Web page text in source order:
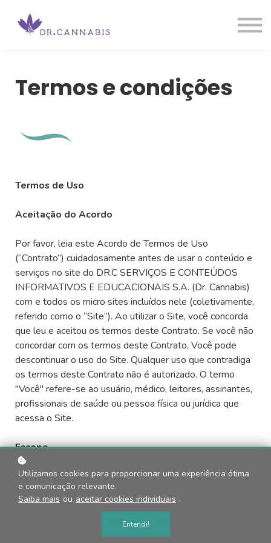
Termos e condições
Termos de Uso
Aceitação do Acordo
Por favor, leia este Acordo de Termos de Uso
(“Contrato”) cuidadosamente antes de usar o conteúdo e
serviços no site do DR.C SERVIÇOS E CONTEÚDOS
INFORMATIVOS E EDUCACIONAIS S.A. (Dr. Cannabis)
com e todos os micro sites incluídos nele (coletivamente,
referido como o “Site”). Ao utilizar o Site, você concorda
que leu e aceitou os termos deste Contrato. Se você não
concordar com os termos deste Contrato, Você pode
descontinuar o uso do Site. Qualquer uso que contradiga
os termos deste Contrato não é autorizado. O termo
"Você" refere-se ao usuário, médico, leitores, assinantes,
profissionais de saúde ou pessoa física ou jurídica que
acessa o Site.
Escopo
Este Contrato rege o uso do Site, qualquer conteúdo,
incluindo, publicações, publicações digitais, mensagens,
textos, arquivos, dados, informações, imagens, gráficos,
fotografias, clipes de áudio, sons, vídeos ou outros
materiais e o design e organização desses itens
Utilizamos cookies para proporcionar uma experiência ótima
e comunicação relevante.
Saiba mais ou aceitar cookies individuais .
Entendi!